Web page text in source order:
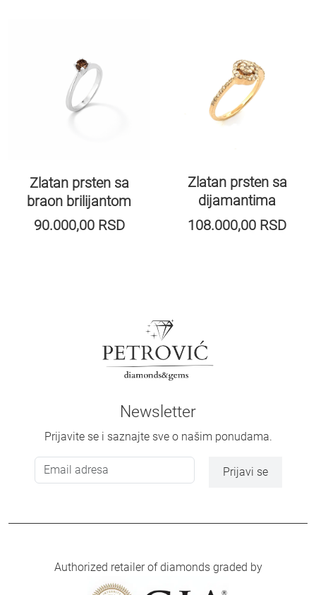
Zlatan prsten sa
braon brilijantom
90.000,00 RSD
Zlatan prsten sa
dijamantima
108.000,00 RSD
Newsletter
Prijavite se i saznajte sve o našim ponudama.
Prijavi se
Authorized retailer of diamonds graded by